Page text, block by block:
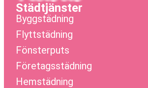
Städtjänster
Byggstädning
Flyttstädning
Fönsterputs
Företagsstädning
Hemstädning